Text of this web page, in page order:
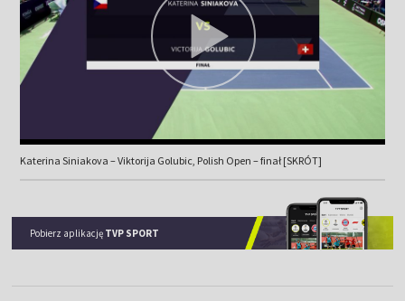
Katerina Siniakova – Viktorija Golubic, Polish Open – finał [SKRÓT]
Pobierz aplikację TVP SPORT